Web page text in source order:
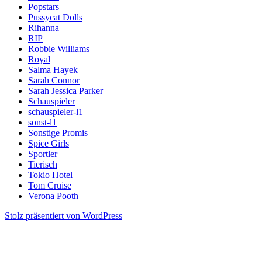
Popstars
Pussycat Dolls
Rihanna
RIP
Robbie Williams
Royal
Salma Hayek
Sarah Connor
Sarah Jessica Parker
Schauspieler
schauspieler-l1
sonst-l1
Sonstige Promis
Spice Girls
Sportler
Tierisch
Tokio Hotel
Tom Cruise
Verona Pooth
Stolz präsentiert von WordPress